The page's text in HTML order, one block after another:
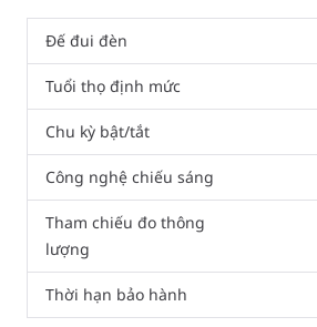
Đế đui đèn
Tuổi thọ định mức
Chu kỳ bật/tắt
Công nghệ chiếu sáng
Tham chiếu đo thông
lượng
Thời hạn bảo hành